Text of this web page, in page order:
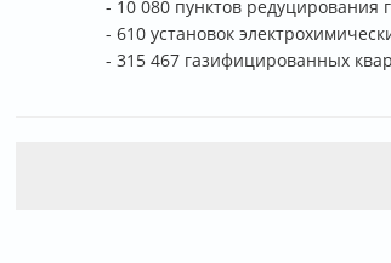
- 10 080 пунктов редуцирования
- 610 установок
- 315 467 газифицированных